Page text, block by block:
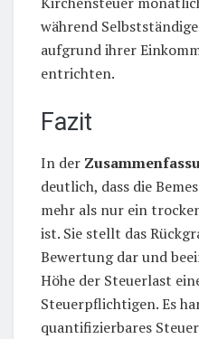
während
aufgrund ihrer
entrichten.
Fazit
In der
deutlich, dass die
mehr als nur ein
ist. Sie stellt das
Bewertung dar und
Höhe der Steuerlast
Steuerpflichtigen. Es
quantifizierbares